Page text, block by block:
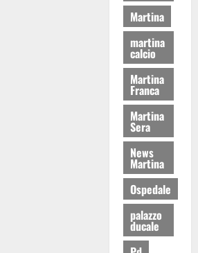
Martina
martina
calcio
Martina
Franca
Martina
Sera
News
Martina
Ospedale
palazzo
ducale